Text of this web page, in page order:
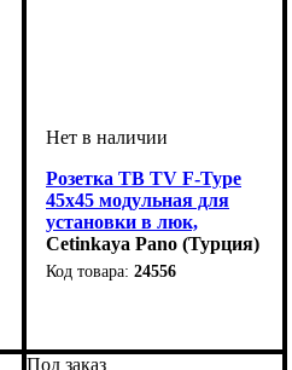
Розетка ТВ TV F-Type
45x45 модульная для
установки в люк,
кабель-канал,
настенный бокс
Cetinkaya Pano (Турция)
24556
Под заказ